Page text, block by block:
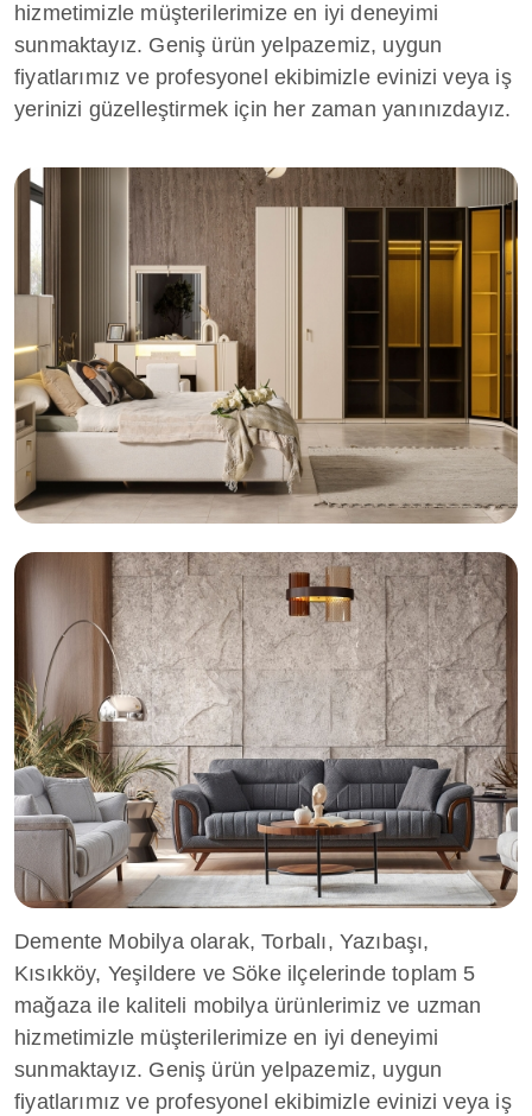
hizmetimizle müşterilerimize en iyi deneyimi
sunmaktayız. Geniş ürün yelpazemiz, uygun
fiyatlarımız ve profesyonel ekibimizle evinizi veya iş
yerinizi güzelleştirmek için her zaman yanınızdayız.
Demente Mobilya olarak, Torbalı, Yazıbaşı,
Kısıkköy, Yeşildere ve Söke ilçelerinde toplam 5
mağaza ile kaliteli mobilya ürünlerimiz ve uzman
hizmetimizle müşterilerimize en iyi deneyimi
sunmaktayız. Geniş ürün yelpazemiz, uygun
fiyatlarımız ve profesyonel ekibimizle evinizi veya iş